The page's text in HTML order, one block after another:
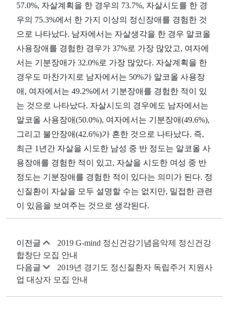
57.0%, 자살계획을 한 경우의 73.7%, 자살시도를 한 경
우의 75.3%에서 한 가지 이상의 정신장애를 경험한 것
으로 나타났다. 남자에서는 자살생각을 한 경우 알코올
사용장애를 경험한 경우가 37%로 가장 많았고, 여자에
서는 기분장애가 32.0%로 가장 많았다. 자살계획을 한
경우도 마찬가지로 남자에서는 50%가 알코올 사용장
애, 여자에서는 49.2%에서 기분장애를 경험한 적이 있
는 것으로 나타났다. 자살시도의 경우에도 남자에서는
알코올 사용장애(50.0%), 여자에서는 기분장애(49.6%),
그리고 불안장애(42.6%)가 흔한 것으로 나타났다. 즉,
최근 1년간 자살을 시도한 남성 중 반 정도는 알코올 사
용장애를 경험한 적이 있고, 자살을 시도한 여성 중 반
정도는 기분장애를 경험한 적이 있다는 의미가 된다. 정
신질환이 자살을 모두 설명할 수는 없지만, 밀접한 관련
이 있음을 보여주는 것으로 생각된다.
이전글
2019 G-mind 정신건강기념음악제 정신건강
합창단 모집 안내
다음글
2019년 경기도 정신질환자 독립주거 지원사
업 대상자 모집 안내